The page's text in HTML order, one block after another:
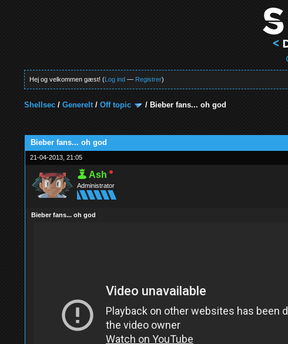
Hej og velkommen gæst! (Log ind — Registrer)
Shellsec /Generelt/Off topic / Bieber fans... oh god
Bieber fans... oh god
21-04-2013, 21:05
Ash
Administrator
Bieber fans... oh god